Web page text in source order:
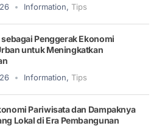
Information, Tips
Penggerak Ekonomi
untuk Meningkatkan
Information, Tips
Pariwisata dan Dampaknya
Lokal di Era Pembangunan